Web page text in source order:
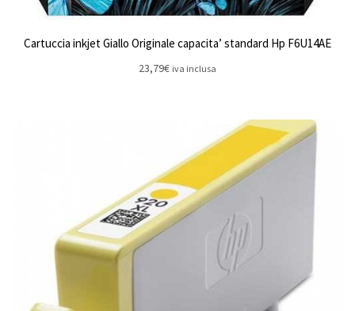
Cartuccia inkjet Giallo Originale capacita’ standard Hp F6U14AE
23,79€ iva inclusa